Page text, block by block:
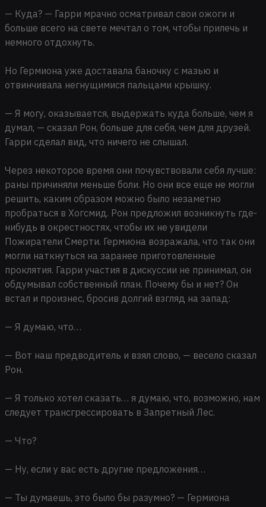
— Куда? — Гарри мрачно осматривал свои ожоги и
больше всего на свете мечтал о том, чтобы прилечь и
немного отдохнуть.
Но Гермиона уже доставала баночку с мазью и
отвинчивала негнущимися пальцами крышку.
— Я могу, оказывается, выдержать куда больше, чем я
думал, — сказал Рон, больше для себя, чем для друзей.
Гарри сделал вид, что ничего не слышал.
Через некоторое время они почувствовали себя лучше:
раны причиняли меньше боли. Но они все еще не могли
решить, каким образом можно было незаметно
пробраться в Хогсмид. Рон предложил возникнуть где-
нибудь в окрестностях, чтобы их не увидели
Пожиратели Смерти. Гермиона возражала, что так они
могли наткнуться на заранее приготовленные
проклятия. Гарри участия в дискуссии не принимал, он
обдумывал собственный план. Почему бы и нет? Он
встал и произнес, бросив долгий взгляд на запад:
— Я думаю, что…
— Вот наш предводитель и взял слово, — весело сказал
Рон.
— Я только хотел сказать… я думаю, что, возможно, нам
следует трансгрессировать в Запретный Лес.
— Что?
— Ну, если у вас есть другие предложения…
— Ты думаешь, это было бы разумно? — Гермиона